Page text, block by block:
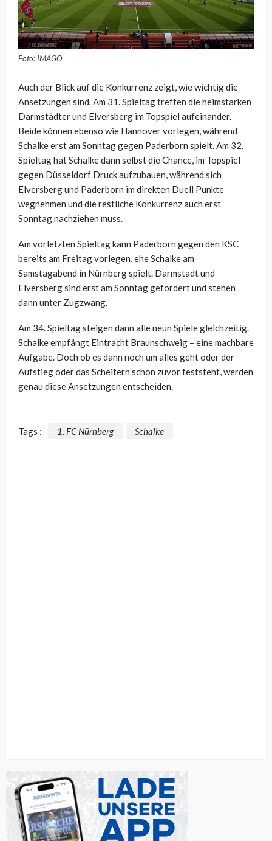
Foto: IMAGO
Auch der Blick auf die Konkurrenz zeigt, wie wichtig die
Ansetzungen sind. Am 31. Spieltag treffen die heimstarken
Darmstädter und Elversberg im Topspiel aufeinander.
Beide können ebenso wie Hannover vorlegen, während
Schalke erst am Sonntag gegen Paderborn spielt. Am 32.
Spieltag hat Schalke dann selbst die Chance, im Topspiel
gegen Düsseldorf Druck aufzubauen, während sich
Elversberg und Paderborn im direkten Duell Punkte
wegnehmen und die restliche Konkurrenz auch erst
Sonntag nachziehen muss.
Am vorletzten Spieltag kann Paderborn gegen den KSC
bereits am Freitag vorlegen, ehe Schalke am
Samstagabend in Nürnberg spielt. Darmstadt und
Elversberg sind erst am Sonntag gefordert und stehen
dann unter Zugzwang.
Am 34. Spieltag steigen dann alle neun Spiele gleichzeitig.
Schalke empfängt Eintracht Braunschweig – eine machbare
Aufgabe. Doch ob es dann noch um alles geht oder der
Aufstieg oder das Scheitern schon zuvor feststeht, werden
genau diese Ansetzungen entscheiden.
Tags : 1. FC Nürnberg Schalke